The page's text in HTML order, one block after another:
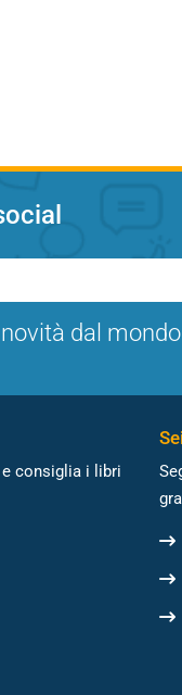
dal
consiglia i libri